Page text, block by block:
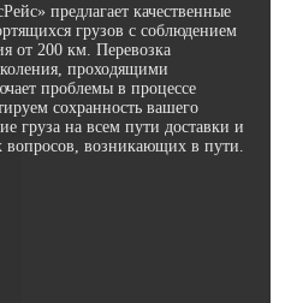
предлагает качественные
грузов с соблюдением
от 200 км. Перевозка
проходящими
проблемы в процессе
сохранность вашего
груза на всем пути доставки и
возникающих в пути.